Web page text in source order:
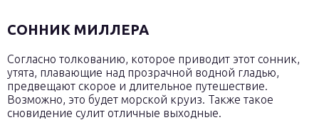
СОННИК МИЛЛЕРА
Согласно толкованию, которое приводит этот сонник,
утята, плавающие над прозрачной водной гладью,
предвещают скорое и длительное путешествие.
Возможно, это будет морской круиз. Также такое
сновидение сулит отличные выходные.